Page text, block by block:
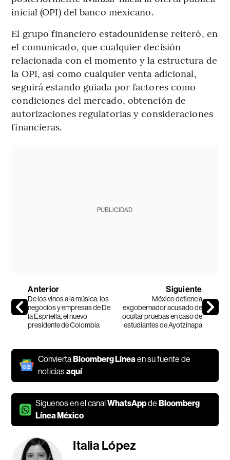
inicial (OPI) del banco mexicano.
El grupo financiero estadounidense reiteró, en
el comunicado, que cualquier decisión
relacionada con el momento y la estructura de
la OPI, así como cualquier venta adicional,
seguirá estando guiada por factores como
condiciones del mercado, obtención de
autorizaciones regulatorias y consideraciones
financieras.
PUBLICIDAD
Anterior
De los vinos a la música: los
negocios y empresas de De
la Espriella, el nuevo
presidente de Colombia
Siguiente
México detiene a
exgobernador acusado de
ocultar pruebas en caso de
estudiantes de Ayotzinapa
ConviertaBloomberg Línea en su fuente de
noticiasaquí
Síguenos en el canalWhatsAppdeBloomberg
Línea México
Italia López